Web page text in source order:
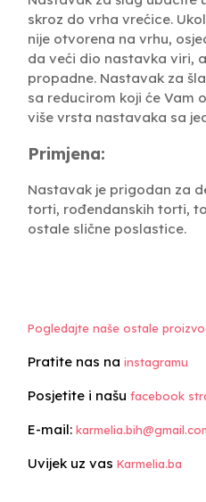
skroz do vrha vrećice.
nije otvorena na vrhu,
da veći dio nastavka viri,
propadne. Nastavak za
sa reducirom koji će Vam
više vrsta nastavaka sa
Primjena:
Nastavak je prigodan za
torti, rođendanskih torti,
ostale slične poslastice.
Pogledajte naše ostale
Pratite nas na instagramu
Posjetite i našu facebook
E-mail:
Uvijek uz vas Karmelia.ba